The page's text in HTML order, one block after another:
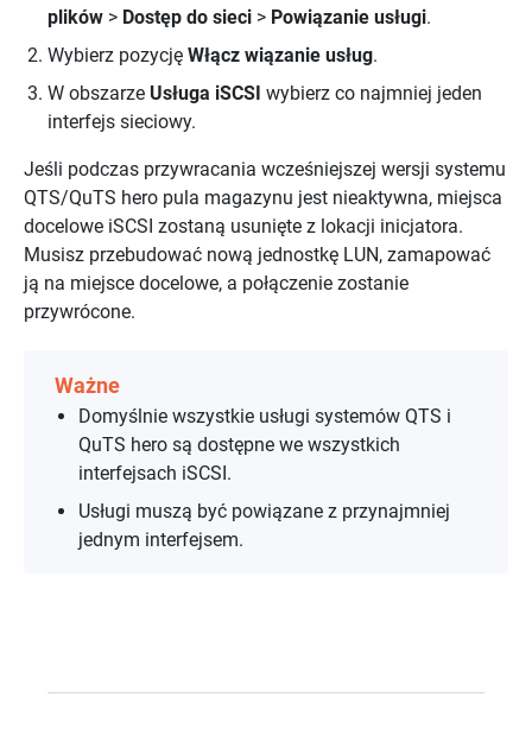
plików > Dostęp do sieci > Powiązanie usługi.
Wybierz pozycję Włącz wiązanie usług.
W obszarze Usługa iSCSI wybierz co najmniej jeden
interfejs sieciowy.
Jeśli podczas przywracania wcześniejszej wersji systemu
QTS/QuTS hero pula magazynu jest nieaktywna, miejsca
docelowe iSCSI zostaną usunięte z lokacji inicjatora.
Musisz przebudować nową jednostkę LUN, zamapować
ją na miejsce docelowe, a połączenie zostanie
przywrócone.
Ważne
Domyślnie wszystkie usługi systemów QTS i
QuTS hero są dostępne we wszystkich
interfejsach iSCSI.
Usługi muszą być powiązane z przynajmniej
jednym interfejsem.